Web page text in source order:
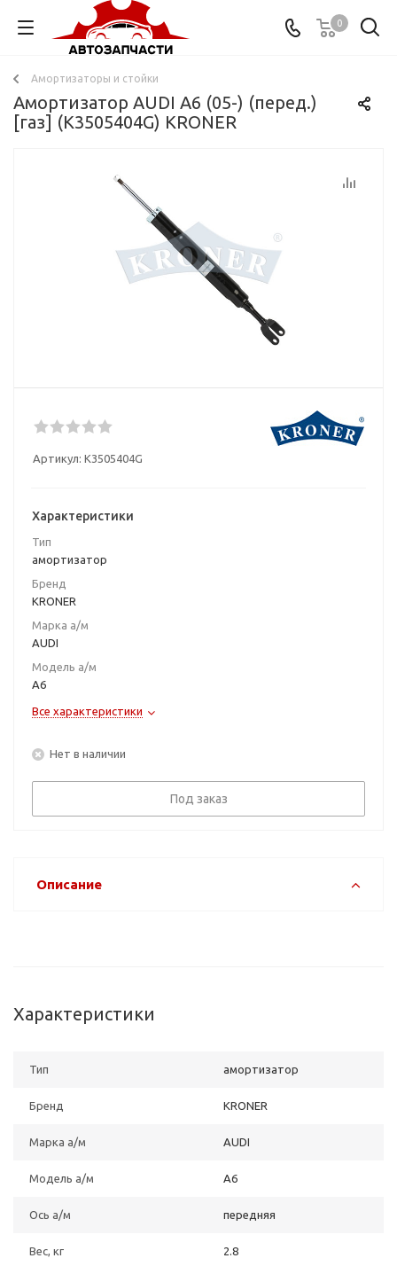
0
Амортизаторы и стойки
Амортизатор AUDI A6 (05-) (перед.)
[газ] (K3505404G) KRONER
Артикул: K3505404G
Характеристики
Тип
амортизатор
Бренд
KRONER
Марка а/м
AUDI
Модель а/м
A6
Все характеристики
Нет в наличии
Под заказ
Описание
Характеристики
Тип амортизатор
Бренд KRONER
Марка а/м AUDI
Модель а/м A6
Ось а/м передняя
Вес, кг 2.8